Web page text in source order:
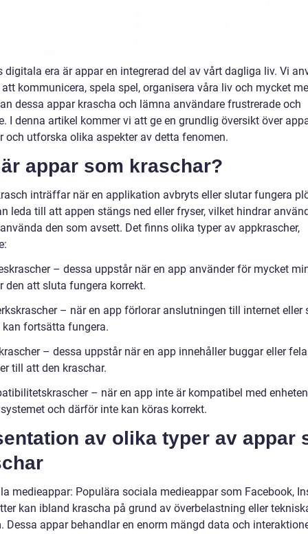
digitala era är appar en integrerad del av vårt dagliga liv. Vi
kommunicera, spela spel, organisera våra liv och mycket
dessa appar krascha och lämna användare frustrerade och
I denna artikel kommer vi att ge en grundlig översikt över
och utforska olika aspekter av detta fenomen.
appar som kraschar?
inträffar när en applikation avbryts eller slutar fungera
leda till att appen stängs ned eller fryser, vilket hindrar
den som avsett. Det finns olika typer av appkrascher,
– dessa uppstår när en app använder för mycket
den att sluta fungera korrekt.
– när en app förlorar anslutningen till internet eller
kan fortsätta fungera.
– dessa uppstår när en app innehåller buggar eller
till att den kraschar.
– när en app inte är kompatibel med
och därför inte kan köras korrekt.
av olika typer av appar
medieappar: Populära sociala medieappar som Facebook,
kan ibland krascha på grund av överbelastning eller
Dessa appar behandlar en enorm mängd data och